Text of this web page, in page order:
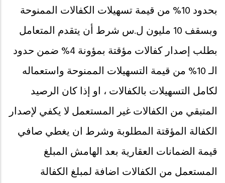
بحدود 10% من قيمة تسهيلات الكفالات الممنوحة
وبسقف 10 مليون ل.س شرط أن يتقدم المتعامل
بطلب إصدار كفالات مؤقتة بمؤونة 4% ضمن حدود
الـ 10% من قيمة التسهيلات الممنوحة واستعماله
لكامل التسهيلات بالكفالات ، او إذا كان الرصيد
المتبقي من الكفالات غير المستعمل لا يكفي لإصدار
الكفالة المؤقتة المطلوبة وشرط ان يغطي صافي
قيمة الضمانات العقارية بعد الهامش المبلغ
المستعمل من الكفالات اضافة لمبلغ الكفالة